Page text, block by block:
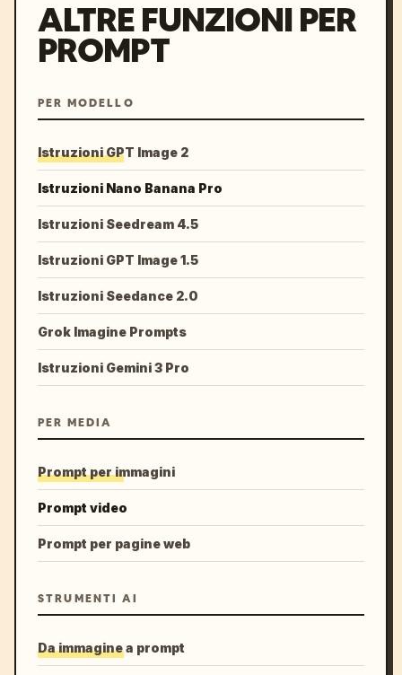
ALTRE FUNZIONI PER
PROMPT
PER MODELLO
Istruzioni GPT Image 2
Istruzioni Nano Banana Pro
Istruzioni Seedream 4.5
Istruzioni GPT Image 1.5
Istruzioni Seedance 2.0
Grok Imagine Prompts
Istruzioni Gemini 3 Pro
PER MEDIA
Prompt per immagini
Prompt video
Prompt per pagine web
STRUMENTI AI
Da immagine a prompt